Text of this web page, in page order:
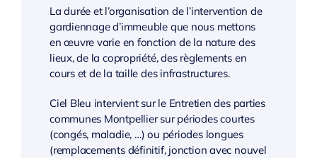
La durée et l’organisation de l’intervention de
gardiennage d’immeuble que nous mettons
en œuvre varie en fonction de la nature des
lieux, de la copropriété, des règlements en
cours et de la taille des infrastructures.
Ciel Bleu intervient sur le Entretien des parties
communes Montpellier sur périodes courtes
(congés, maladie, …) ou périodes longues
(remplacements définitif, jonction avec nouvel